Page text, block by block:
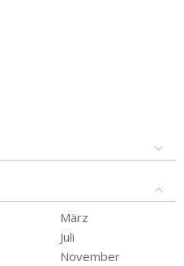
März
Juli
November